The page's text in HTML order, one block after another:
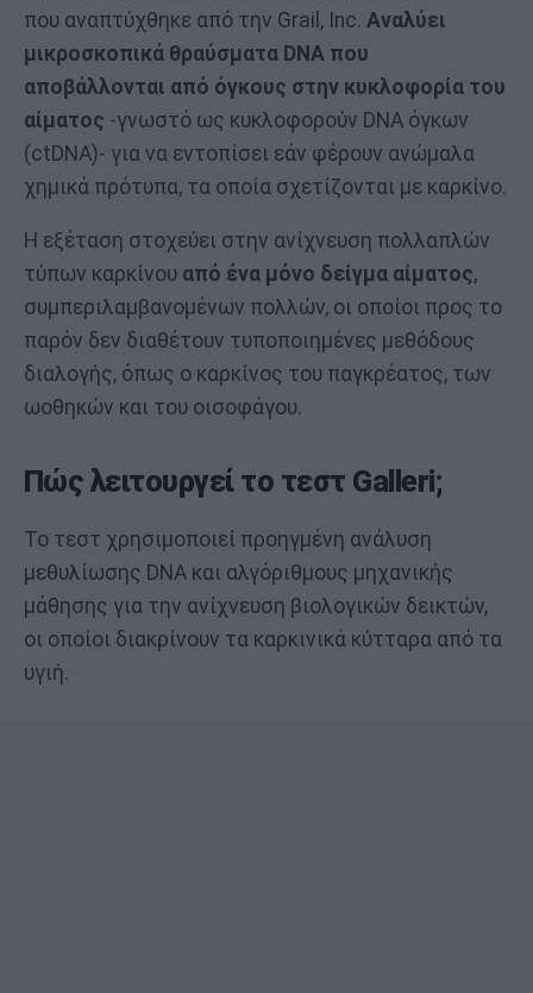
που αναπτύχθηκε από την Grail, Inc. Αναλύει
μικροσκοπικά θραύσματα DNA που
αποβάλλονται από όγκους στην κυκλοφορία του
αίματος -γνωστό ως κυκλοφορούν DNA όγκων
(ctDNA)- για να εντοπίσει εάν φέρουν ανώμαλα
χημικά πρότυπα, τα οποία σχετίζονται με καρκίνο.
Η εξέταση στοχεύει στην ανίχνευση πολλαπλών
τύπων καρκίνου από ένα μόνο δείγμα αίματος,
συμπεριλαμβανομένων πολλών, οι οποίοι προς το
παρόν δεν διαθέτουν τυποποιημένες μεθόδους
διαλογής, όπως ο καρκίνος του παγκρέατος, των
ωοθηκών και του οισοφάγου.
Πώς λειτουργεί το τεστ Galleri;
Το τεστ χρησιμοποιεί προηγμένη ανάλυση
μεθυλίωσης DNA και αλγόριθμους μηχανικής
μάθησης για την ανίχνευση βιολογικών δεικτών,
οι οποίοι διακρίνουν τα καρκινικά κύτταρα από τα
υγιή.